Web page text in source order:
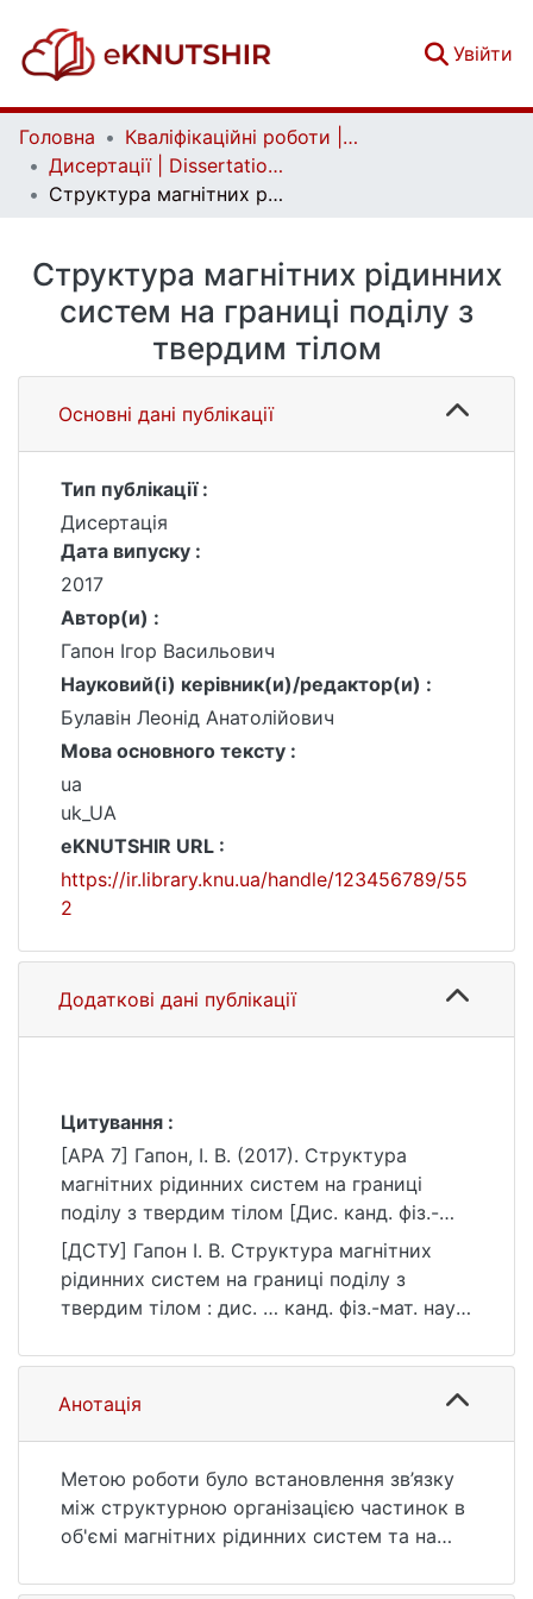
Увійти
Головна
Кваліфікаційні роботи | Qualifying works
Дисертації | Dissertations
Структура магнітних рідинних систем на границі поділу з твердим тілом
Структура магнітних рідинних
систем на границі поділу з
твердим тілом
Основні дані публікації
Тип публікації :
Дисертація
Дата випуску :
2017
Автор(и) :
Гапон Ігор Васильович
Науковий(і) керівник(и)/редактор(и) :
Булавін Леонід Анатолійович
Мова основного тексту :
ua
uk_UA
eKNUTSHIR URL :
https://ir.library.knu.ua/handle/123456789/55
2
Додаткові дані публікації
Цитування :
[APA 7] Гапон, І. В. (2017). Структура
магнітних рідинних систем на границі
поділу з твердим тілом [Дис. канд. фіз.-
мат. наук, Київський національний
університет імені Тараса Шевченка].
eKNUTSHIR.
https://ir.library.knu.ua/handle/123456789/55
2
[ДСТУ] Гапон І. В. Структура магнітних
рідинних систем на границі поділу з
твердим тілом : дис. … канд. фіз.-мат. наук
URL:
https://ir.library.knu.ua/handle/123456789/55
2 (дата звернення: 25.07.2026).
Анотація
Метою роботи було встановлення зв’язку
між структурною організацією частинок в
об'ємі магнітних рідинних систем та на
та нейтронної рефлектометрії. Для